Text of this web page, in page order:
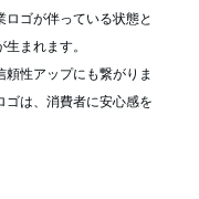
ゴが伴っている状態と
まれます。
性アップにも繋がりま
ゴは、消費者に安心感を